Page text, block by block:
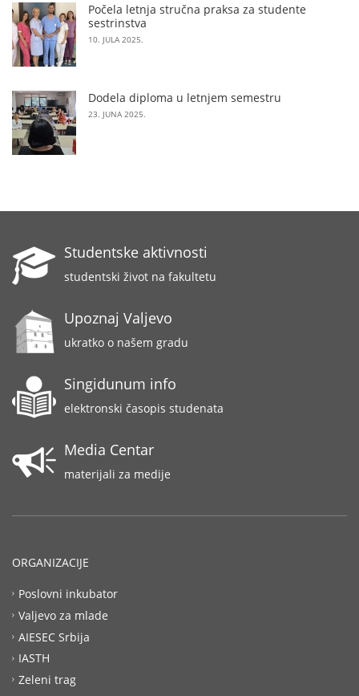
Počela letnja stručna praksa za studente
sestrinstva
10. JULA 2025.
Dodela diploma u letnjem semestru
23. JUNA 2025.
Studentske aktivnosti
studentski život na fakultetu
Upoznaj Valjevo
ukratko o našem gradu
Singidunum info
elektronski časopis studenata
Media Centar
materijali za medije
ORGANIZACIJE
Poslovni inkubator
Valjevo za mlade
AIESEC Srbija
IASTH
Zeleni trag